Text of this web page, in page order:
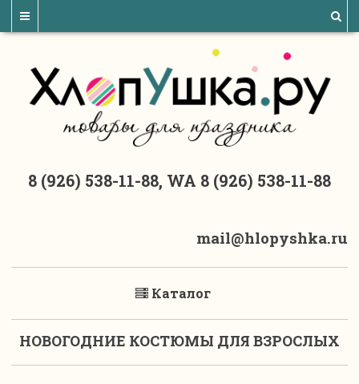
8 (926) 538-11-88, WA 8 (926) 538-11-88
mail@hlopyshka.ru
Каталог
НОВОГОДНИЕ КОСТЮМЫ ДЛЯ ВЗРОСЛЫХ